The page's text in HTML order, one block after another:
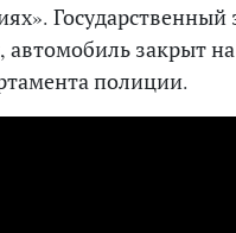
Государственный
автомобиль закрыт
полиции.